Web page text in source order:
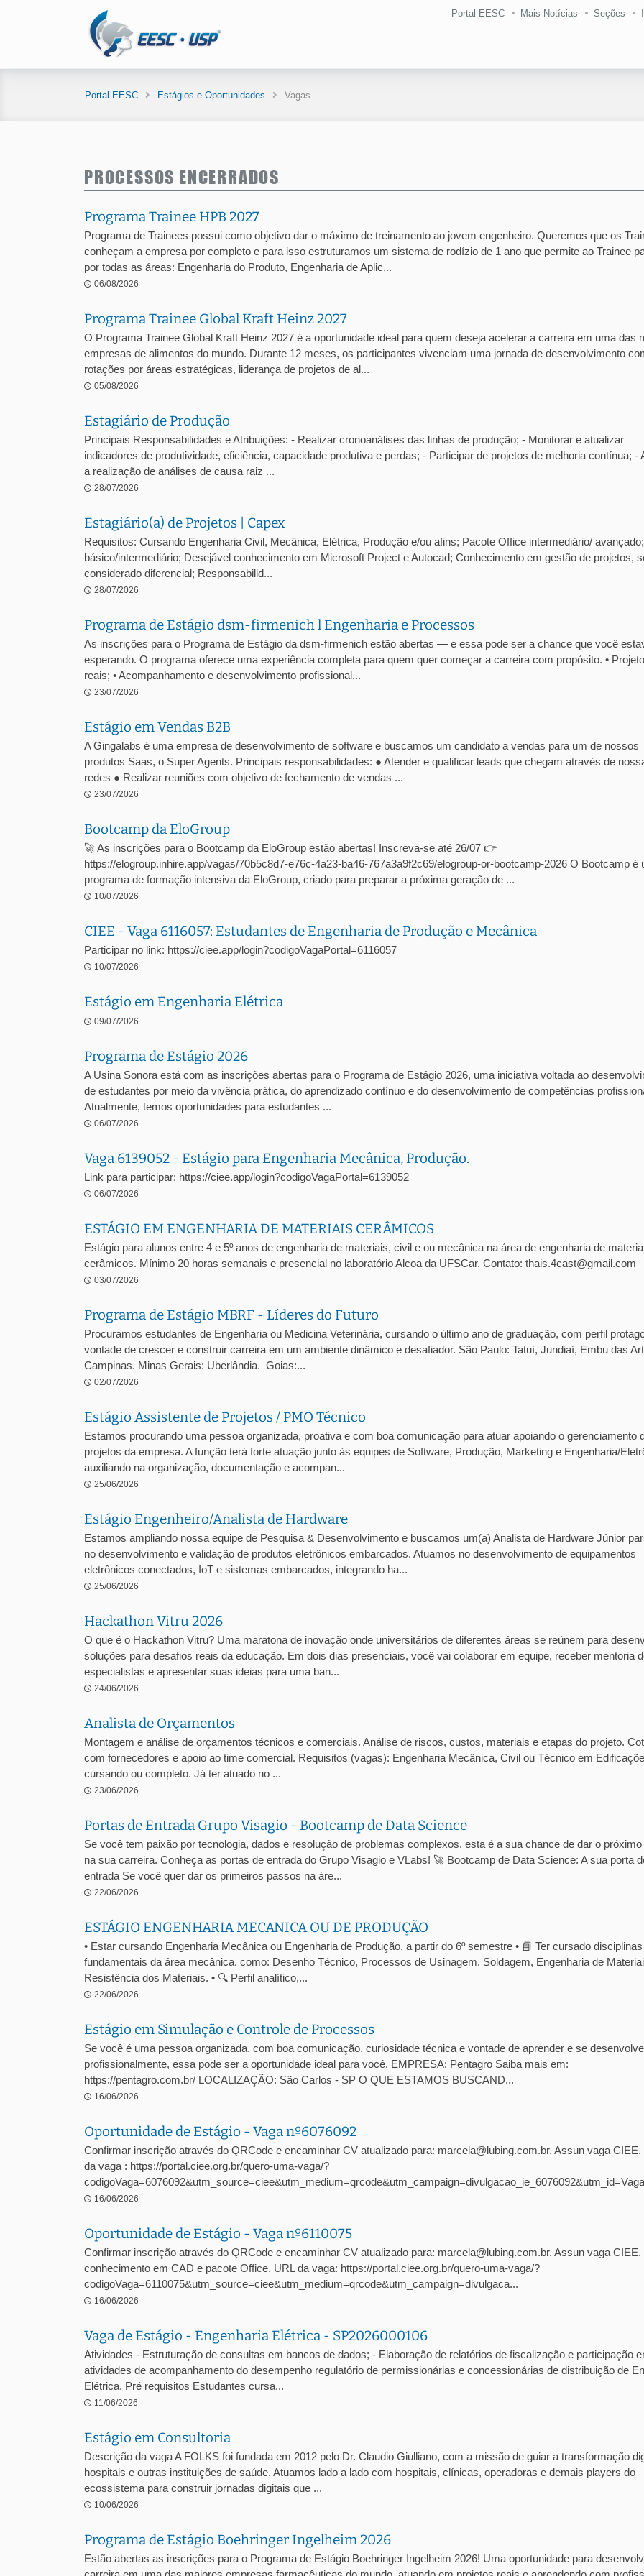
Portal EESC Mais Notícias Seções
Portal EESC Estágios e Oportunidades Vagas
PROCESSOS ENCERRADOS
Programa Trainee HPB 2027
Programa de Trainees possui como objetivo dar o máximo de treinamento ao jovem engenheiro. Queremos que os
conheçam a empresa por completo e para isso estruturamos um sistema de rodízio de 1 ano que permite ao Trainee
por todas as áreas: Engenharia do Produto, Engenharia de Aplic...
06/08/2026
Programa Trainee Global Kraft Heinz 2027
O Programa Trainee Global Kraft Heinz 2027 é a oportunidade ideal para quem deseja acelerar a carreira em uma das
empresas de alimentos do mundo. Durante 12 meses, os participantes vivenciam uma jornada de desenvolvimento
rotações por áreas estratégicas, liderança de projetos de al...
05/08/2026
Estagiário de Produção
Principais Responsabilidades e Atribuições: - Realizar cronoanálises das linhas de produção; - Monitorar e atualizar
indicadores de produtividade, eficiência, capacidade produtiva e perdas; - Participar de projetos de melhoria contínua; -
a realização de análises de causa raiz ...
28/07/2026
Estagiário(a) de Projetos | Capex
Requisitos: Cursando Engenharia Civil, Mecânica, Elétrica, Produção e/ou afins; Pacote Office intermediário/
básico/intermediário; Desejável conhecimento em Microsoft Project e Autocad; Conhecimento em gestão de projetos,
considerado diferencial; Responsabilid...
28/07/2026
Programa de Estágio dsm-firmenich l Engenharia e Processos
As inscrições para o Programa de Estágio da dsm-firmenich estão abertas — e essa pode ser a chance que você
esperando. O programa oferece uma experiência completa para quem quer começar a carreira com propósito. •
reais; • Acompanhamento e desenvolvimento profissional...
23/07/2026
Estágio em Vendas B2B
A Gingalabs é uma empresa de desenvolvimento de software e buscamos um candidato a vendas para um de nossos
produtos Saas, o Super Agents. Principais responsabilidades: ● Atender e qualificar leads que chegam através de
redes ● Realizar reuniões com objetivo de fechamento de vendas ...
23/07/2026
Bootcamp da EloGroup
🚀 As inscrições para o Bootcamp da EloGroup estão abertas! Inscreva-se até 26/07 👉
https://elogroup.inhire.app/vagas/70b5c8d7-e76c-4a23-ba46-767a3a9f2c69/elogroup-or-bootcamp-2026 O Bootcamp é
programa de formação intensiva da EloGroup, criado para preparar a próxima geração de ...
10/07/2026
CIEE - Vaga 6116057: Estudantes de Engenharia de Produção e Mecânica
Participar no link: https://ciee.app/login?codigoVagaPortal=6116057
10/07/2026
Estágio em Engenharia Elétrica
09/07/2026
Programa de Estágio 2026
A Usina Sonora está com as inscrições abertas para o Programa de Estágio 2026, uma iniciativa voltada ao
de estudantes por meio da vivência prática, do aprendizado contínuo e do desenvolvimento de competências
Atualmente, temos oportunidades para estudantes ...
06/07/2026
Vaga 6139052 - Estágio para Engenharia Mecânica, Produção.
Link para participar: https://ciee.app/login?codigoVagaPortal=6139052
06/07/2026
ESTÁGIO EM ENGENHARIA DE MATERIAIS CERÂMICOS
Estágio para alunos entre 4 e 5º anos de engenharia de materiais, civil e ou mecânica na área de engenharia de
cerâmicos. Mínimo 20 horas semanais e presencial no laboratório Alcoa da UFSCar. Contato: thais.4cast@gmail.com
03/07/2026
Programa de Estágio MBRF - Líderes do Futuro
Procuramos estudantes de Engenharia ou Medicina Veterinária, cursando o último ano de graduação, com perfil
vontade de crescer e construir carreira em um ambiente dinâmico e desafiador. São Paulo: Tatuí, Jundiaí, Embu das
Campinas. Minas Gerais: Uberlândia. Goias:...
02/07/2026
Estágio Assistente de Projetos / PMO Técnico
Estamos procurando uma pessoa organizada, proativa e com boa comunicação para atuar apoiando o gerenciamento
projetos da empresa. A função terá forte atuação junto às equipes de Software, Produção, Marketing e Engenharia/
auxiliando na organização, documentação e acompan...
25/06/2026
Estágio Engenheiro/Analista de Hardware
Estamos ampliando nossa equipe de Pesquisa & Desenvolvimento e buscamos um(a) Analista de Hardware Júnior
no desenvolvimento e validação de produtos eletrônicos embarcados. Atuamos no desenvolvimento de equipamentos
eletrônicos conectados, IoT e sistemas embarcados, integrando ha...
25/06/2026
Hackathon Vitru 2026
O que é o Hackathon Vitru? Uma maratona de inovação onde universitários de diferentes áreas se reúnem para
soluções para desafios reais da educação. Em dois dias presenciais, você vai colaborar em equipe, receber mentoria
especialistas e apresentar suas ideias para uma ban...
24/06/2026
Analista de Orçamentos
Montagem e análise de orçamentos técnicos e comerciais. Análise de riscos, custos, materiais e etapas do projeto.
com fornecedores e apoio ao time comercial. Requisitos (vagas): Engenharia Mecânica, Civil ou Técnico em
cursando ou completo. Já ter atuado no ...
23/06/2026
Portas de Entrada Grupo Visagio - Bootcamp de Data Science
Se você tem paixão por tecnologia, dados e resolução de problemas complexos, esta é a sua chance de dar o
na sua carreira. Conheça as portas de entrada do Grupo Visagio e VLabs! 🚀 Bootcamp de Data Science: A sua porta
entrada Se você quer dar os primeiros passos na áre...
22/06/2026
ESTÁGIO ENGENHARIA MECANICA OU DE PRODUÇÃO
• Estar cursando Engenharia Mecânica ou Engenharia de Produção, a partir do 6º semestre • 📘 Ter cursado disciplinas
fundamentais da área mecânica, como: Desenho Técnico, Processos de Usinagem, Soldagem, Engenharia de
Resistência dos Materiais. • 🔍 Perfil analítico,...
22/06/2026
Estágio em Simulação e Controle de Processos
Se você é uma pessoa organizada, com boa comunicação, curiosidade técnica e vontade de aprender e se
profissionalmente, essa pode ser a oportunidade ideal para você. EMPRESA: Pentagro Saiba mais em:
https://pentagro.com.br/ LOCALIZAÇÃO: São Carlos - SP O QUE ESTAMOS BUSCAND...
16/06/2026
Oportunidade de Estágio - Vaga nº6076092
Confirmar inscrição através do QRCode e encaminhar CV atualizado para: marcela@lubing.com.br. Assun vaga CIEE.
da vaga : https://portal.ciee.org.br/quero-uma-vaga/?
16/06/2026
Oportunidade de Estágio - Vaga nº6110075
Confirmar inscrição através do QRCode e encaminhar CV atualizado para: marcela@lubing.com.br. Assun vaga CIEE.
conhecimento em CAD e pacote Office. URL da vaga: https://portal.ciee.org.br/quero-uma-vaga/?
codigoVaga=6110075&utm_source=ciee&utm_medium=qrcode&utm_campaign=divulgaca...
16/06/2026
Vaga de Estágio - Engenharia Elétrica - SP2026000106
Atividades - Estruturação de consultas em bancos de dados; - Elaboração de relatórios de fiscalização e participação
atividades de acompanhamento do desempenho regulatório de permissionárias e concessionárias de distribuição de
Elétrica. Pré requisitos Estudantes cursa...
11/06/2026
Estágio em Consultoria
Descrição da vaga A FOLKS foi fundada em 2012 pelo Dr. Claudio Giulliano, com a missão de guiar a transformação
hospitais e outras instituições de saúde. Atuamos lado a lado com hospitais, clínicas, operadoras e demais players do
ecossistema para construir jornadas digitais que ...
10/06/2026
Programa de Estágio Boehringer Ingelheim 2026
Estão abertas as inscrições para o Programa de Estágio Boehringer Ingelheim 2026! Uma oportunidade para